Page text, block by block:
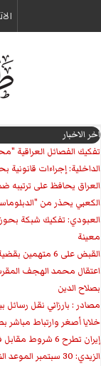
اخر الاخبار
تفكيك الفصائل العراقية
الداخلية: إجراءات قانونية بحق نحو 8 آلاف منتسب
العراق يحافظ على ترتيبه
الكعبي يحذر من
العبودي: تفكيك شبكة
معينة
القبض على 6 متهمين بقضية تزوير قطع الأراضي في بلدية الناصرية
اعتقال محمد الهجف
بصلاح الدين
مصادر : بارزاني نقل رسائل
خلايا أصغر وارتباط مباشر
إيران تطرح 6 شروط مقابل فتح هرمز بينها تتعلق بالعراق
الزيدي: 30 سبتمبر الموعد النهائي لانسحاب قوات التحالف